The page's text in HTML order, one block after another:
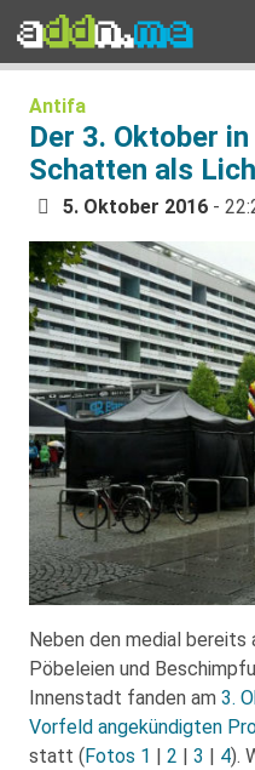
Antifa
Der 3. Oktober
Schatten als
5. Oktober 2016 -
Neben den medial bereits
Pöbeleien und
Innenstadt fanden am 3.
Vorfeld angekündigten
statt (Fotos 1 | 2 | 3 | 4).